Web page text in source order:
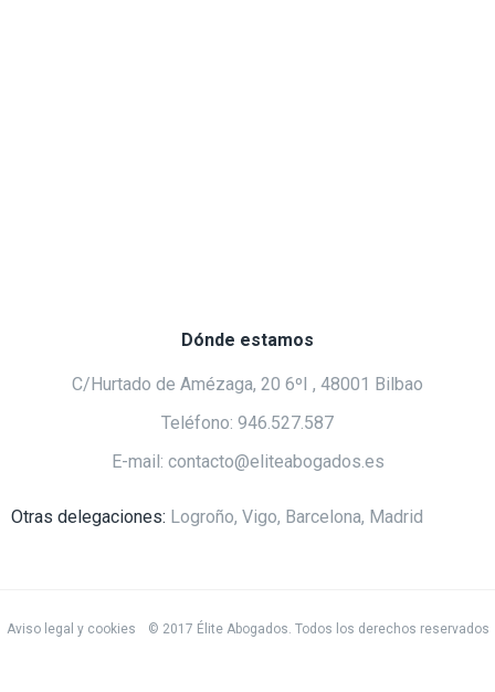
Dónde estamos
C/Hurtado de Amézaga, 20 6ºI , 48001 Bilbao
Teléfono: 946.527.587
E-mail: contacto@eliteabogados.es
Otras delegaciones: Logroño, Vigo, Barcelona, Madrid
Aviso legal y cookies © 2017 Élite Abogados. Todos los derechos reservados